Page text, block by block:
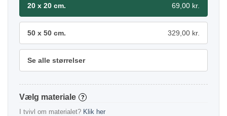
20 x 20 cm. 69,00 kr.
50 x 50 cm. 329,00 kr.
Se alle størrelser
materiale ?
I tvivl om materialet? Klik her